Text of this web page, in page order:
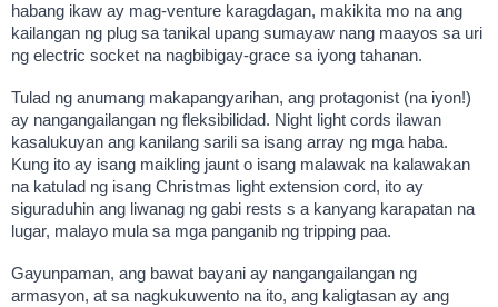
habang ikaw ay mag-venture karagdagan, makikita mo na ang
kailangan ng plug sa tanikal upang sumayaw nang maayos sa uri
ng electric socket na nagbibigay-grace sa iyong tahanan.
Tulad ng anumang makapangyarihan, ang protagonist (na iyon!)
ay nangangailangan ng fleksibilidad. Night light cords ilawan
kasalukuyan ang kanilang sarili sa isang array ng mga haba.
Kung ito ay isang maikling jaunt o isang malawak na kalawakan
na katulad ng isang Christmas light extension cord, ito ay
siguraduhin ang liwanag ng gabi rests s a kanyang karapatan na
lugar, malayo mula sa mga panganib ng tripping paa.
Gayunpaman, ang bawat bayani ay nangangailangan ng
armasyon, at sa nagkukuwento na ito, ang kaligtasan ay ang